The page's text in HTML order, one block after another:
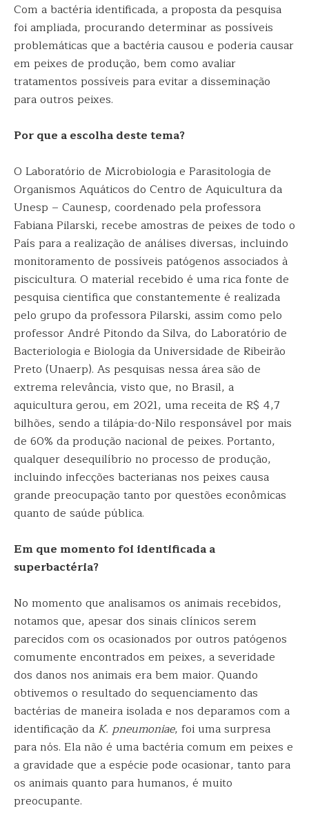
Com a bactéria identificada, a proposta da pesquisa
foi ampliada, procurando determinar as possíveis
problemáticas que a bactéria causou e poderia causar
em peixes de produção, bem como avaliar
tratamentos possíveis para evitar a disseminação
para outros peixes.
Por que a escolha deste tema?
O Laboratório de Microbiologia e Parasitologia de
Organismos Aquáticos do Centro de Aquicultura da
Unesp – Caunesp, coordenado pela professora
Fabiana Pilarski, recebe amostras de peixes de todo o
País para a realização de análises diversas, incluindo
monitoramento de possíveis patógenos associados à
piscicultura. O material recebido é uma rica fonte de
pesquisa científica que constantemente é realizada
pelo grupo da professora Pilarski, assim como pelo
professor André Pitondo da Silva, do Laboratório de
Bacteriologia e Biologia da Universidade de Ribeirão
Preto (Unaerp). As pesquisas nessa área são de
extrema relevância, visto que, no Brasil, a
aquicultura gerou, em 2021, uma receita de R$ 4,7
bilhões, sendo a tilápia-do-Nilo responsável por mais
de 60% da produção nacional de peixes. Portanto,
qualquer desequilíbrio no processo de produção,
incluindo infecções bacterianas nos peixes causa
grande preocupação tanto por questões econômicas
quanto de saúde pública.
Em que momento foi identificada a
superbactéria?
No momento que analisamos os animais recebidos,
notamos que, apesar dos sinais clínicos serem
parecidos com os ocasionados por outros patógenos
comumente encontrados em peixes, a severidade
dos danos nos animais era bem maior. Quando
obtivemos o resultado do sequenciamento das
bactérias de maneira isolada e nos deparamos com a
identificação da K. pneumoniae, foi uma surpresa
para nós. Ela não é uma bactéria comum em peixes e
a gravidade que a espécie pode ocasionar, tanto para
os animais quanto para humanos, é muito
preocupante.